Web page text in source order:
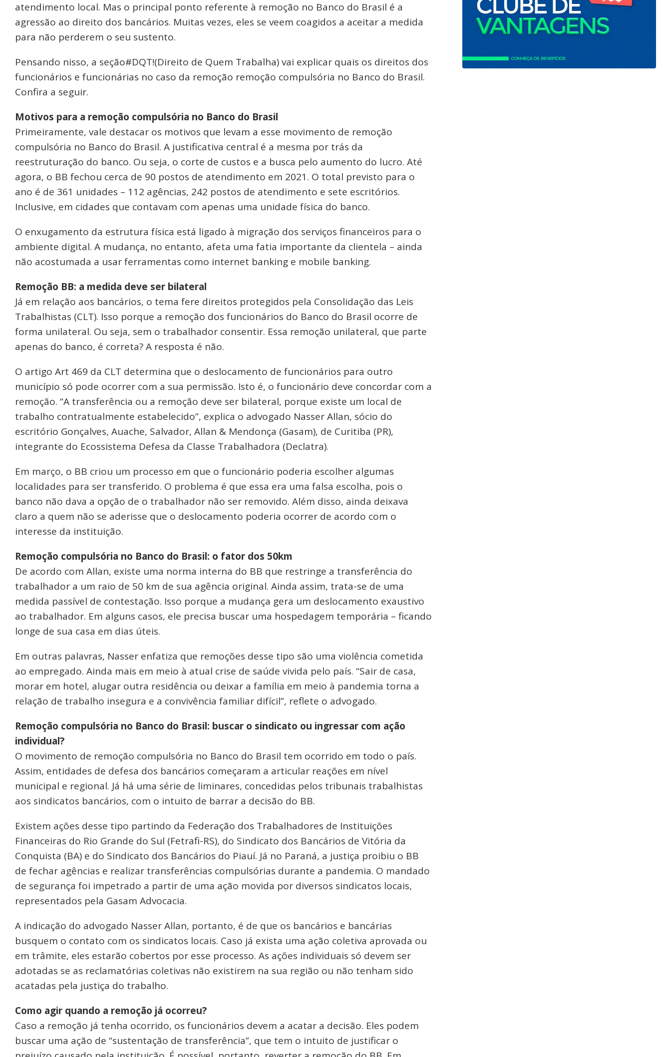
atendimento local. Mas o principal ponto referente à remoção no Banco do Brasil é a
agressão ao direito dos bancários. Muitas vezes, eles se veem coagidos a aceitar a medida
para não perderem o seu sustento.
Pensando nisso, a seção#DQT!(Direito de Quem Trabalha) vai explicar quais os direitos dos
funcionários e funcionárias no caso da remoção remoção compulsória no Banco do Brasil.
Confira a seguir.
Motivos para a remoção compulsória no Banco do Brasil
Primeiramente, vale destacar os motivos que levam a esse movimento de remoção
compulsória no Banco do Brasil. A justificativa central é a mesma por trás da
reestruturação do banco. Ou seja, o corte de custos e a busca pelo aumento do lucro. Até
agora, o BB fechou cerca de 90 postos de atendimento em 2021. O total previsto para o
ano é de 361 unidades – 112 agências, 242 postos de atendimento e sete escritórios.
Inclusive, em cidades que contavam com apenas uma unidade física do banco.
O enxugamento da estrutura física está ligado à migração dos serviços financeiros para o
ambiente digital. A mudança, no entanto, afeta uma fatia importante da clientela – ainda
não acostumada a usar ferramentas como internet banking e mobile banking.
Remoção BB: a medida deve ser bilateral
Já em relação aos bancários, o tema fere direitos protegidos pela Consolidação das Leis
Trabalhistas (CLT). Isso porque a remoção dos funcionários do Banco do Brasil ocorre de
forma unilateral. Ou seja, sem o trabalhador consentir. Essa remoção unilateral, que parte
apenas do banco, é correta? A resposta é não.
O artigo Art 469 da CLT determina que o deslocamento de funcionários para outro
município só pode ocorrer com a sua permissão. Isto é, o funcionário deve concordar com a
remoção. “A transferência ou a remoção deve ser bilateral, porque existe um local de
trabalho contratualmente estabelecido”, explica o advogado Nasser Allan, sócio do
escritório Gonçalves, Auache, Salvador, Allan & Mendonça (Gasam), de Curitiba (PR),
integrante do Ecossistema Defesa da Classe Trabalhadora (Declatra).
Em março, o BB criou um processo em que o funcionário poderia escolher algumas
localidades para ser transferido. O problema é que essa era uma falsa escolha, pois o
banco não dava a opção de o trabalhador não ser removido. Além disso, ainda deixava
claro a quem não se aderisse que o deslocamento poderia ocorrer de acordo com o
interesse da instituição.
Remoção compulsória no Banco do Brasil: o fator dos 50km
De acordo com Allan, existe uma norma interna do BB que restringe a transferência do
trabalhador a um raio de 50 km de sua agência original. Ainda assim, trata-se de uma
medida passível de contestação. Isso porque a mudança gera um deslocamento exaustivo
ao trabalhador. Em alguns casos, ele precisa buscar uma hospedagem temporária – ficando
longe de sua casa em dias úteis.
Em outras palavras, Nasser enfatiza que remoções desse tipo são uma violência cometida
ao empregado. Ainda mais em meio à atual crise de saúde vivida pelo país. “Sair de casa,
morar em hotel, alugar outra residência ou deixar a família em meio à pandemia torna a
relação de trabalho insegura e a convivência familiar difícil”, reflete o advogado.
Remoção compulsória no Banco do Brasil: buscar o sindicato ou ingressar com ação
individual?
O movimento de remoção compulsória no Banco do Brasil tem ocorrido em todo o país.
Assim, entidades de defesa dos bancários começaram a articular reações em nível
municipal e regional. Já há uma série de liminares, concedidas pelos tribunais trabalhistas
aos sindicatos bancários, com o intuito de barrar a decisão do BB.
Existem ações desse tipo partindo da Federação dos Trabalhadores de Instituições
Financeiras do Rio Grande do Sul (Fetrafi-RS), do Sindicato dos Bancários de Vitória da
Conquista (BA) e do Sindicato dos Bancários do Piauí. Já no Paraná, a justiça proibiu o BB
de fechar agências e realizar transferências compulsórias durante a pandemia. O mandado
de segurança foi impetrado a partir de uma ação movida por diversos sindicatos locais,
representados pela Gasam Advocacia.
A indicação do advogado Nasser Allan, portanto, é de que os bancários e bancárias
busquem o contato com os sindicatos locais. Caso já exista uma ação coletiva aprovada ou
em trâmite, eles estarão cobertos por esse processo. As ações individuais só devem ser
adotadas se as reclamatórias coletivas não existirem na sua região ou não tenham sido
acatadas pela justiça do trabalho.
Como agir quando a remoção já ocorreu?
Caso a remoção já tenha ocorrido, os funcionários devem a acatar a decisão. Eles podem
buscar uma ação de “sustentação de transferência”, que tem o intuito de justificar o